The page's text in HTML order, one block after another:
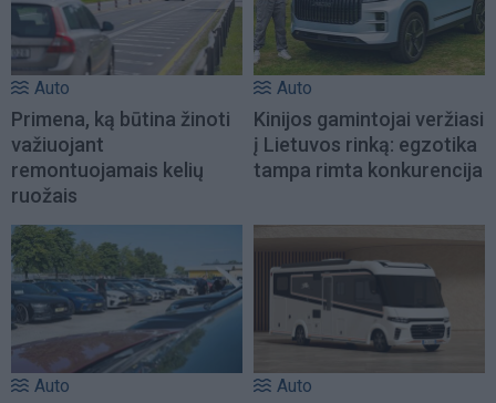
Auto
Primena, ką būtina žinoti
važiuojant
remontuojamais kelių
ruožais
Auto
Kinijos gamintojai veržiasi
į Lietuvos rinką: egzotika
tampa rimta konkurencija
Auto Auto